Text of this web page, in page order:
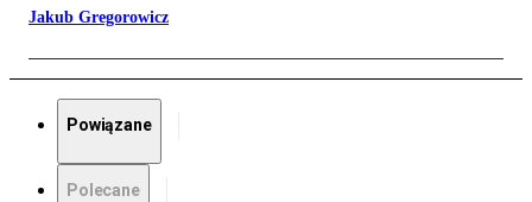
Jakub Gregorowicz
Powiązane
Polecane